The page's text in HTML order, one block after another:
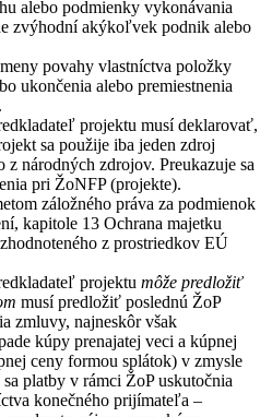
alebo podmienky vykonávania
zvýhodní akýkoľvek podnik alebo
povahy vlastníctva položky
ukončenia alebo premiestnenia
projektu musí deklarovať,
sa použije iba jeden zdroj
z národných zdrojov. Preukazuje sa
pri ŽoNFP (projekte).
záložného práva za podmienok
kapitole 13 Ochrana majetku
z prostriedkov EÚ
projektu môže predložiť
musí predložiť poslednú ŽoP
zmluvy, najneskôr však
kúpy prenajatej veci a kúpnej
ceny formou splátok) v zmysle
platby v rámci ŽoP uskutočnia
konečného prijímateľa –